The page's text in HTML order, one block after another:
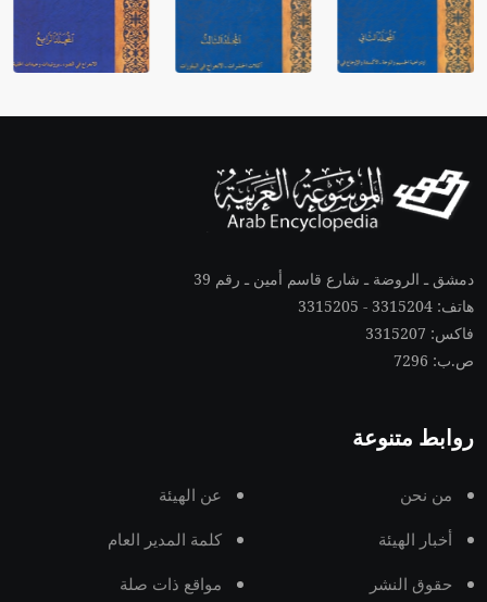
دمشق ـ الروضة ـ شارع قاسم أمين ـ رقم 39
هاتف: 3315204 - 3315205
فاكس: 3315207
ص.ب: 7296
روابط متنوعة
من نحن عن الهيئة
أخبار الهيئة كلمة المدير العام
حقوق النشر مواقع ذات صلة